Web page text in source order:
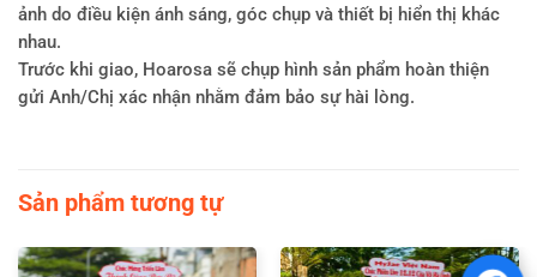
ảnh do điều kiện ánh sáng, góc chụp và thiết bị hiển thị khác
nhau.
Trước khi giao, Hoarosa sẽ chụp hình sản phẩm hoàn thiện
gửi Anh/Chị xác nhận nhằm đảm bảo sự hài lòng.
Sản phẩm tương tự